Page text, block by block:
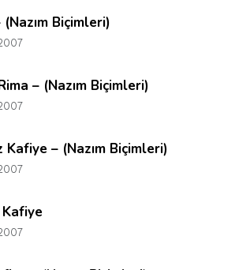
(Nazım Biçimleri)
– (Nazım Biçimleri)
Kafiye – (Nazım Biçimleri)